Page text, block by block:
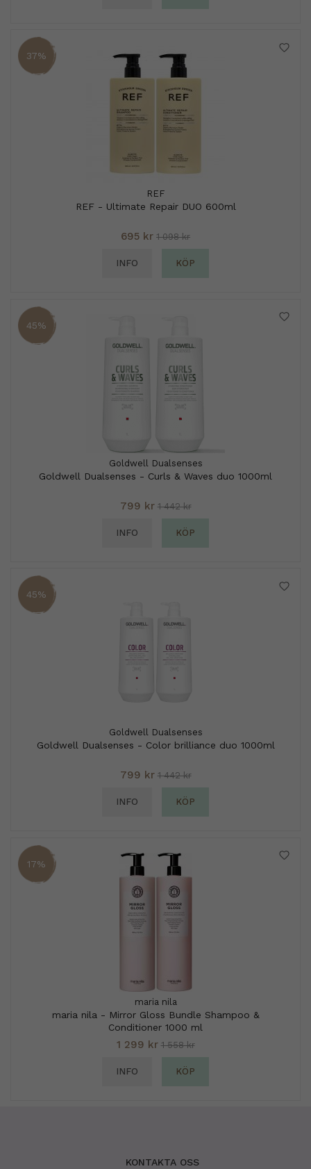
37%
REF
REF - Ultimate Repair DUO 600ml
695 kr 1 098 kr
INFO KÖP
45%
Goldwell Dualsenses
Goldwell Dualsenses - Curls & Waves duo 1000ml
799 kr 1 442 kr
INFO KÖP
45%
Goldwell Dualsenses
Goldwell Dualsenses - Color brilliance duo 1000ml
799 kr 1 442 kr
INFO KÖP
17%
maria nila
maria nila - Mirror Gloss Bundle Shampoo &
Conditioner 1000 ml
1 299 kr 1 558 kr
INFO KÖP
KONTAKTA OSS